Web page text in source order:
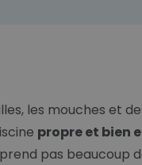
les mouches et
propre et bien
pas beaucoup